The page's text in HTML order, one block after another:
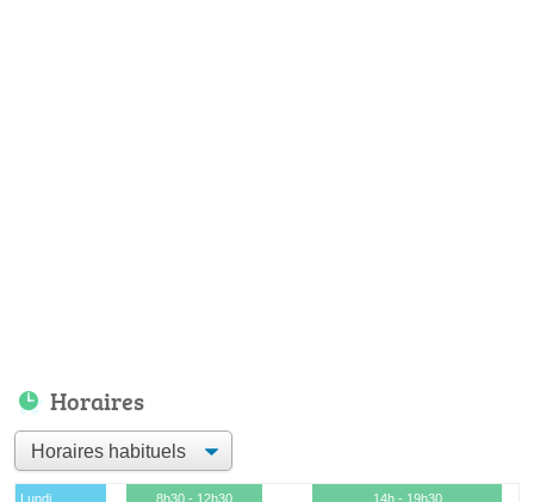
Horaires
Lundi 8h30 - 12h30
14h - 19h30